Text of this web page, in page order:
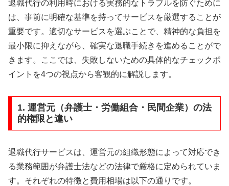
退職代行の利用時における実務的なトラブルを防ぐために
は、事前に明確な基準を持ってサービスを厳選することが
重要です。適切なサービスを選ぶことで、精神的な負担を
最小限に抑えながら、確実な退職手続きを進めることがで
きます。ここでは、失敗しないための具体的なチェックポ
イントを4つの視点から客観的に解説します。
1. 運営元（弁護士・労働組合・民間企業）の法
的権限と違い
退職代行サービスは、運営元の組織形態によって対応でき
る業務範囲が弁護士法などの法律で厳格に定められていま
す。それぞれの特徴と費用相場は以下の通りです。